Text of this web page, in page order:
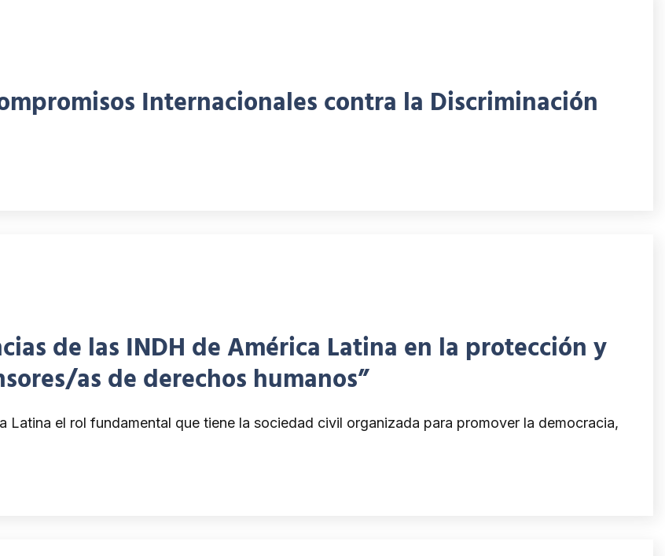
Internacionales contra la Discriminación
de las INDH de América Latina en la protección y
as de derechos humanos”
Latina el rol fundamental que tiene la sociedad civil organizada para promover la democracia,